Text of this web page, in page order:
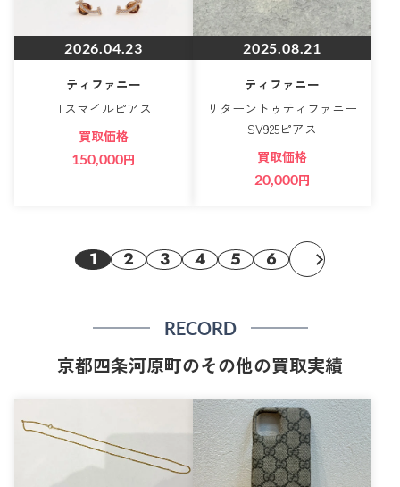
2026.04.23
ティファニー
Tスマイルピアス
買取価格
150,000円
2025.08.21
ティファニー
リターントゥティファニー
SV925ピアス
買取価格
20,000円
1 2 3 4 5 6
RECORD
京都四条河原町のその他の買取実績